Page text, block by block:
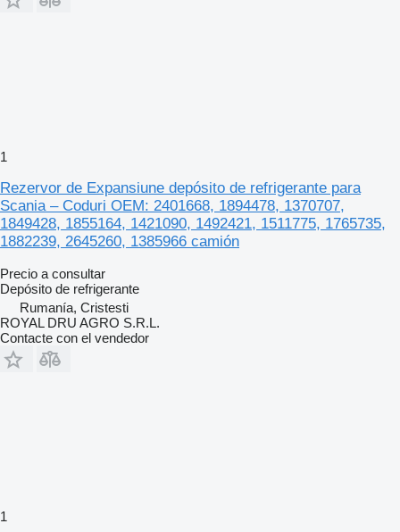
1
Rezervor de Expansiune depósito de refrigerante para
Scania – Coduri OEM: 2401668, 1894478, 1370707,
1849428, 1855164, 1421090, 1492421, 1511775, 1765735,
1882239, 2645260, 1385966 camión
Precio a consultar
Depósito de refrigerante
Rumanía, Cristesti
ROYAL DRU AGRO S.R.L.
Contacte con el vendedor
1